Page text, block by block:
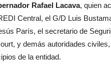
Rafael Lacava, quien
Central, el G/D Luis
París, el secretario de
y demás autoridades
de la entidad.